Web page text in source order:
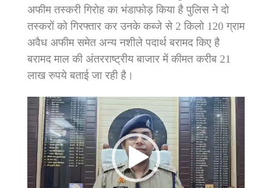
अफीम तस्करी गिरोह का भंडाफोड़ किया है पुलिस ने दो
तस्करों को गिरफ्तार कर उनके कब्जे से 2 किलो 120 ग्राम
अवैध अफीम समेत अन्य नशीले पदार्थ बरामद किए है
बरामद माल की अंतरराष्ट्रीय बाजार में कीमत करीब 21
लाख रुपये बताई जा रही है।
Video
Player